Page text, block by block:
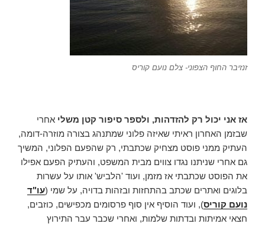
זנזיבר החוף הצפוני- צלם נועם קוריס
אז אני יכול רק להזדהות, ולספר סיפור קטן משלי אחרי
שבזמן האחרון ראיתי שאיזה פלוני שמתנהג בצורה מוזרה-דומה,
העתיק ממני פוסט מצחיק שכתבתי, רק שהפעם הפלוני, המשיך
גם אחרי שניתנו נגדו צווים מבית המשפט, והעתיק הפעם אפילו
את הפוסט שכתבתי אז מזמן, ועוד 'הלביש' אותו על עשרות
בלוגים ואתרים שכתב בהתחזות ובזהות בדויה, על שמי (עו"ד
נועם קוריס), ועוד הוסיף אין סוף פרסומים מכפישים, כוזבים,
חצאי אמיתות ובדתות שלמות, ואחרי שכבר עבר התירוץ